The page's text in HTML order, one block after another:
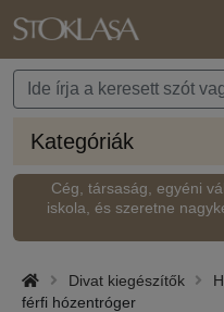
Kategóriák
Cég, társaság, egyéni
iskola, és szeretne
Divat kiegészítők
férfi hózentróger